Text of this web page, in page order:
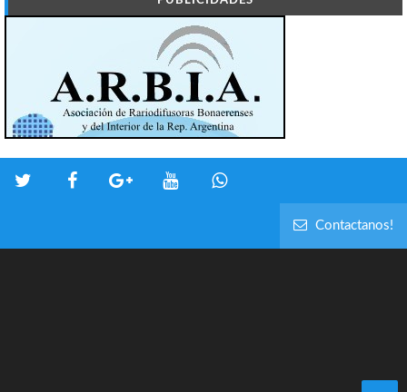
Contactanos!